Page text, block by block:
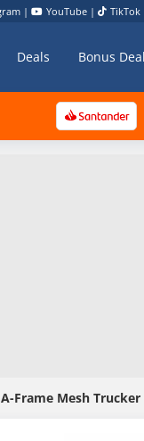
| YouTube | TikTok
Deals Bonus
Frame Mesh